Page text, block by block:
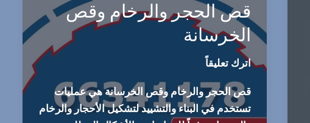
بنا
الان
قص الحجر والرخام وقص
الخرسانة
اترك تعليقاً
قص الحجر والرخام وقص الخرسانة هي عمليات
تستخدم في البناء والتشييد لتشكيل الأحجار والرخام